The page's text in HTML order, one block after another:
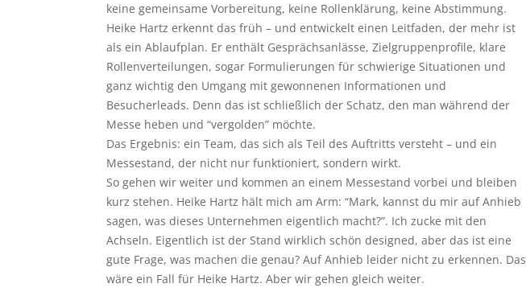
keine gemeinsame Vorbereitung, keine Rollenklärung, keine Abstimmung.
Heike Hartz erkennt das früh – und entwickelt einen Leitfaden, der mehr ist
als ein Ablaufplan. Er enthält Gesprächsanlässe, Zielgruppenprofile, klare
Rollenverteilungen, sogar Formulierungen für schwierige Situationen und
ganz wichtig den Umgang mit gewonnenen Informationen und
Besucherleads. Denn das ist schließlich der Schatz, den man während der
Messe heben und “vergolden” möchte.
Das Ergebnis: ein Team, das sich als Teil des Auftritts versteht – und ein
Messestand, der nicht nur funktioniert, sondern wirkt.
So gehen wir weiter und kommen an einem Messestand vorbei und bleiben
kurz stehen. Heike Hartz hält mich am Arm: “Mark, kannst du mir auf Anhieb
sagen, was dieses Unternehmen eigentlich macht?”. Ich zucke mit den
Achseln. Eigentlich ist der Stand wirklich schön designed, aber das ist eine
gute Frage, was machen die genau? Auf Anhieb leider nicht zu erkennen. Das
wäre ein Fall für Heike Hartz. Aber wir gehen gleich weiter.